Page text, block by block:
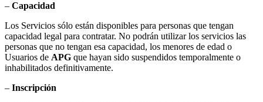
– Capacidad
Los Servicios sólo están disponibles para personas que tengan
capacidad legal para contratar. No podrán utilizar los servicios las
personas que no tengan esa capacidad, los menores de edad o
Usuarios de APG que hayan sido suspendidos temporalmente o
inhabilitados definitivamente.
– Inscripción